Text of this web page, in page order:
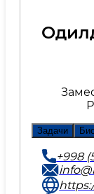
Задачи
+998